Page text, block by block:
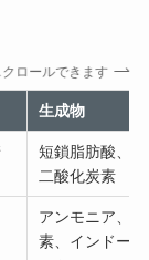
クロールできます
生成物
短鎖脂肪酸、
二酸化炭素
アンモニア、
素、インドー